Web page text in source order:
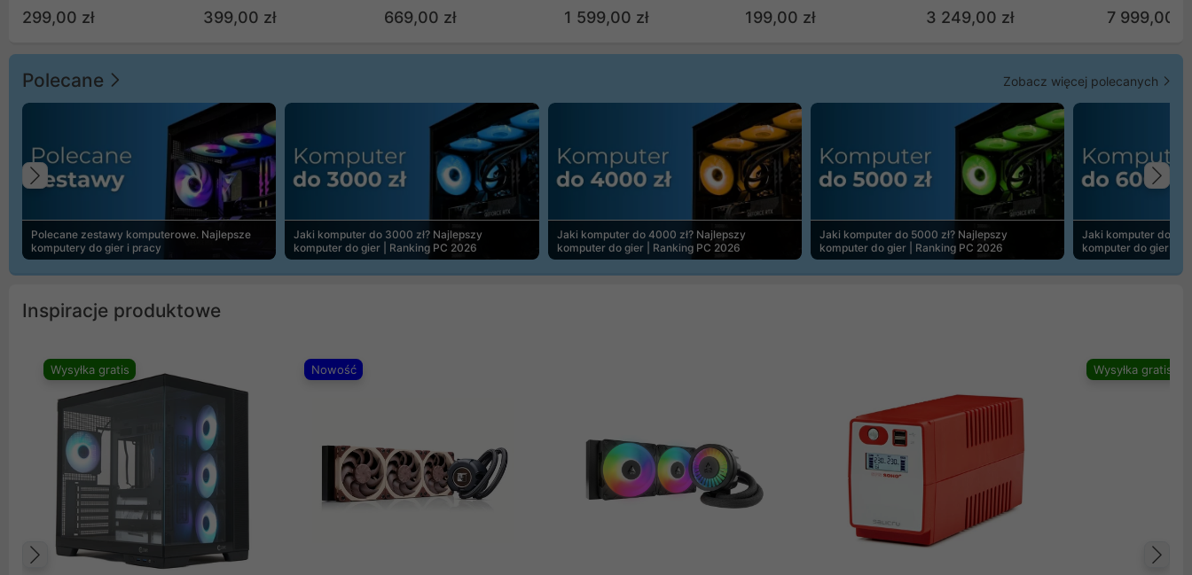
299,00 zł 399,00 zł 669,00 zł 1 599,00 zł 199,00 zł 3 249,00 zł 7 999,00 zł
Polecane Zobacz więcej polecanych
Polecane zestawy komputerowe. Najlepsze
komputery do gier i pracy
Jaki komputer do 3000 zł? Najlepszy
komputer do gier | Ranking PC 2026
Jaki komputer do 4000 zł? Najlepszy
komputer do gier | Ranking PC 2026
Jaki komputer do 5000 zł? Najlepszy
komputer do gier | Ranking PC 2026
Jaki komputer do
komputer do gier |
Poprzedni
Inspiracje produktowe
Wysyłka gratis Nowość Wysyłka gratis